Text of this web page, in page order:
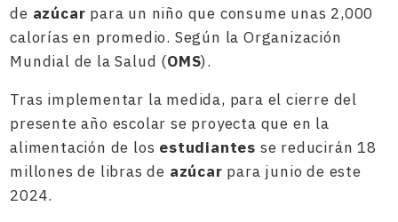
de azúcar para un niño que consume unas 2,000
calorías en promedio. Según la Organización
Mundial de la Salud (OMS).
Tras implementar la medida, para el cierre del
presente año escolar se proyecta que en la
alimentación de los estudiantes se reducirán 18
millones de libras de azúcar para junio de este
2024.